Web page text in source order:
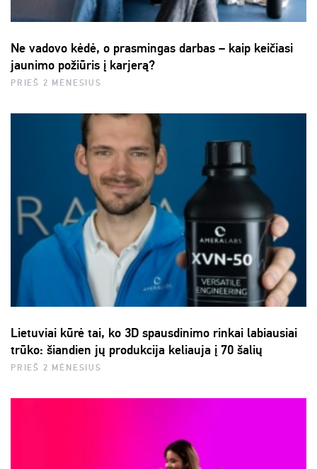
Ne vadovo kėdė, o prasmingas darbas – kaip keičiasi
jaunimo požiūris į karjerą?
PRIEŠ 2 MĖNESIUS
Lietuviai kūrė tai, ko 3D spausdinimo rinkai labiausiai
trūko: šiandien jų produkcija keliauja į 70 šalių
PRIEŠ 2 MĖNESIUS